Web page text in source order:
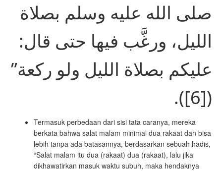
صلى الله عليه وسلم بصلاة
الليل، ورغَّب فيها حتى قال:
عليكم بصلاة الليل ولو ركعة”
([6]).
Termasuk perbedaan dari sisi tata caranya, mereka
berkata bahwa salat malam minimal dua rakaat dan bisa
lebih tanpa ada batasannya, berdasarkan sebuah hadis,
“Salat malam itu dua (rakaat) dua (rakaat), lalu jika
dikhawatirkan masuk waktu subuh, maka hendaknya